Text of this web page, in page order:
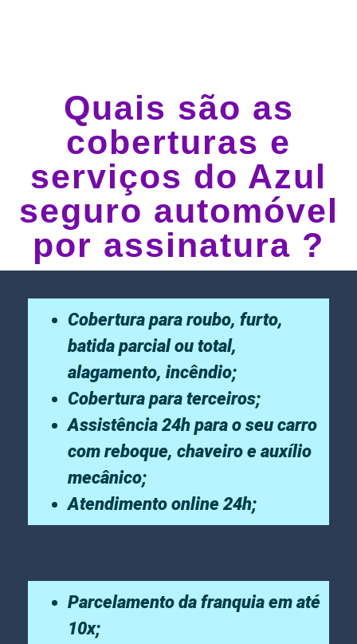
Quais são as
coberturas e
serviços do Azul
seguro automóvel
por assinatura ?
Cobertura para roubo, furto,
batida parcial ou total,
alagamento, incêndio;
Cobertura para terceiros;
Assistência 24h para o seu carro
com reboque, chaveiro e auxílio
mecânico;
Atendimento online 24h;
Parcelamento da franquia em até
10x;